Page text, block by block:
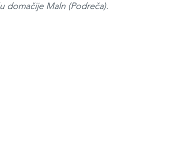
domačije Maln (Podreča).